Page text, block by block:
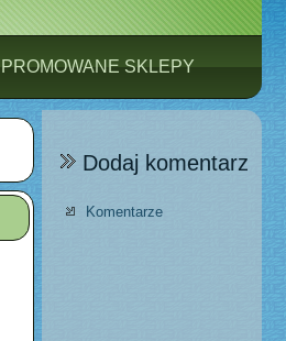
PROMOWANE SKLEPY
Dodaj komentarz
Komentarze